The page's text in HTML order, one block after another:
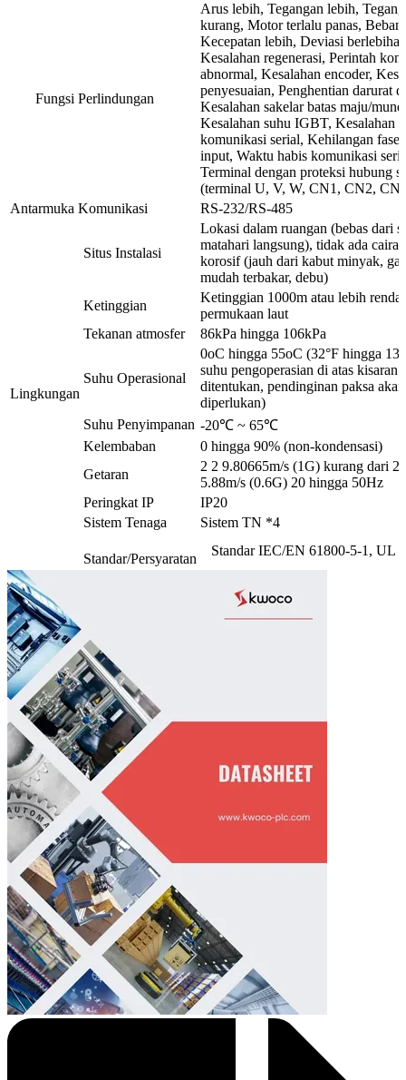
Fungsi Perlindungan
Arus lebih, Tegangan lebih,
kurang, Motor terlalu panas,
Kecepatan lebih, Deviasi
Kesalahan regenerasi, Perintah
abnormal, Kesalahan encoder,
penyesuaian, Penghentian darurat
Kesalahan sakelar batas maju/
Kesalahan suhu IGBT, Kesalahan
komunikasi serial, Kehilangan fase
input, Waktu habis komunikasi
Terminal dengan proteksi hubung
(terminal U, V, W, CN1, CN2,
Antarmuka Komunikasi
RS-232/RS-485
Lingkungan
Situs Instalasi
Lokasi dalam ruangan (bebas dari
matahari langsung), tidak ada
korosif (jauh dari kabut minyak,
mudah terbakar, debu)
Ketinggian
Ketinggian 1000m atau lebih
permukaan laut
Tekanan atmosfer
86kPa hingga 106kPa
Suhu Operasional
0oC hingga 55oC (32°F hingga
suhu pengoperasian di atas kisaran
ditentukan, pendinginan paksa akan
diperlukan)
Suhu Penyimpanan -20℃ ~ 65℃
Kelembaban
0 hingga 90% (non-kondensasi)
Getaran
2 2 9.80665m/s (1G) kurang dari
5.88m/s (0.6G) 20 hingga 50Hz
Peringkat IP
IP20
Sistem Tenaga
Sistem TN *4
Standar/Persyaratan
Standar IEC/EN 61800-5-1, UL